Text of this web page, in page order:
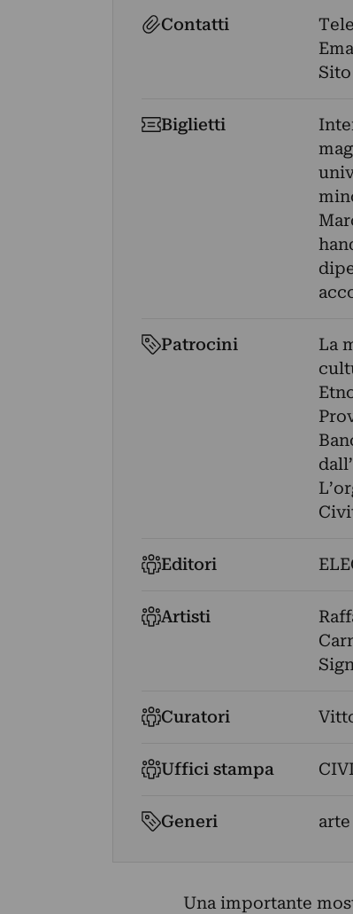
Contatti
Biglietti
Patrocini
La
Editori
Artisti
Curatori
Uffici stampa
Generi
Una importante